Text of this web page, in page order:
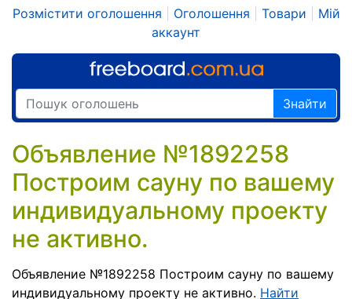
Розмістити оголошення Оголошення Товари
Мій
аккаунт
Знайти
Объявление №1892258
Построим сауну по вашему
индивидуальному проекту
не активно.
Объявление №1892258 Построим сауну по вашему
индивидуальному проекту не активно. Найти